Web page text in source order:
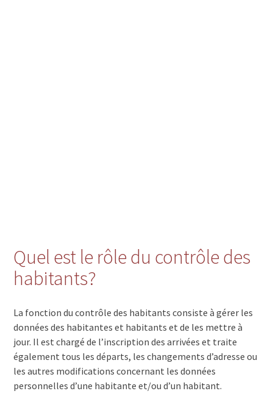
Quel est le rôle du contrôle des
habitants?
La fonction du contrôle des habitants consiste à gérer les
données des habitantes et habitants et de les mettre à
jour. Il est chargé de l’inscription des arrivées et traite
également tous les départs, les changements d’adresse ou
les autres modifications concernant les données
personnelles d’une habitante et/ou d’un habitant.